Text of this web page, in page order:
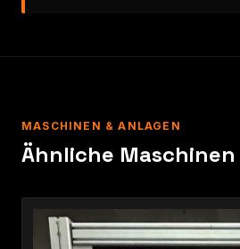
MASCHINEN & ANLAGEN
Ähnliche Maschinen